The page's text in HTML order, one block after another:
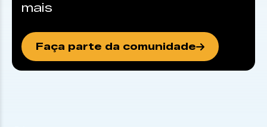
mais
Faça parte da comunidade